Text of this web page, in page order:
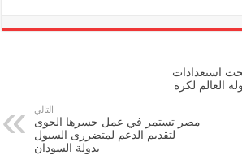
استعدادات
العالم لكرة
التالي
مصر تستمر في عمل جسرها الجوى
لتقديم الدعم لمتضررى السيول
بدولة السودان